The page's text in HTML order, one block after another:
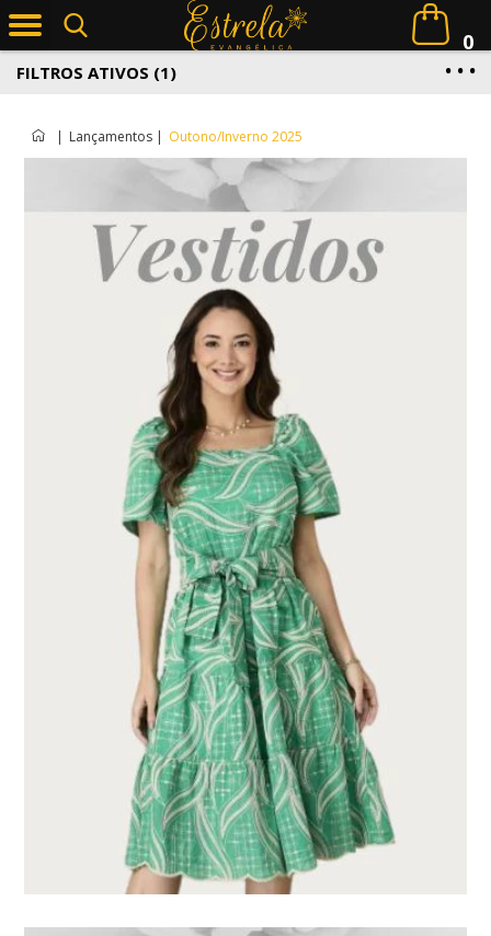
0
| Lançamentos | Outono/Inverno 2025
FILTROS ATIVOS (1)